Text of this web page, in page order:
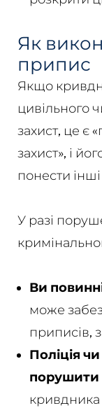
Як
припис
Якщо
цивільного
захист, це є
захист», і
понести
У разі
Ви
може
приписів,
Поліція
порушити